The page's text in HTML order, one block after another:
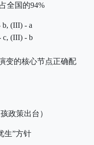
全国的94%
b, (III) - a
c, (III) - b
变的核心节点正确配
政策出台）
生”方针